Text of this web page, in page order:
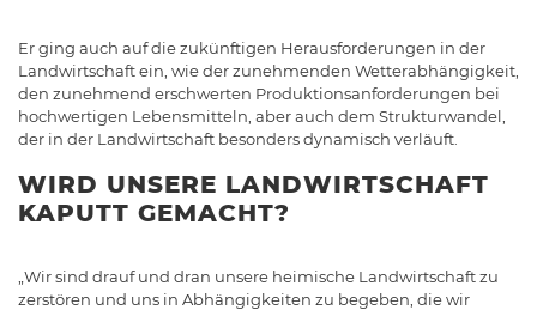
Er ging auch auf die zukünftigen Herausforderungen in der
Landwirtschaft ein, wie der zunehmenden Wetterabhängigkeit,
den zunehmend erschwerten Produktionsanforderungen bei
hochwertigen Lebensmitteln, aber auch dem Strukturwandel,
der in der Landwirtschaft besonders dynamisch verläuft.
WIRD UNSERE LANDWIRTSCHAFT
KAPUTT GEMACHT?
„Wir sind drauf und dran unsere heimische Landwirtschaft zu
zerstören und uns in Abhängigkeiten zu begeben, die wir